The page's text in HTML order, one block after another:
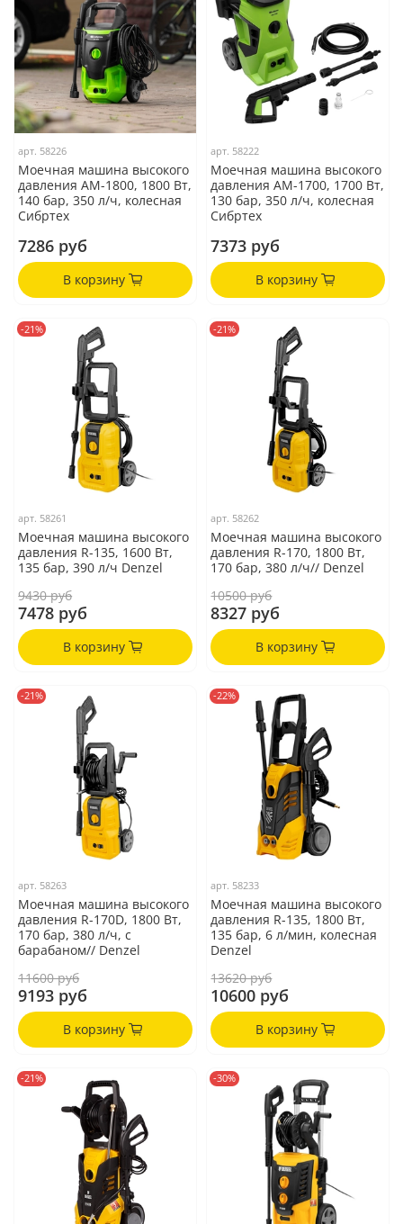
арт. 58226
Моечная машина высокого
давления АМ-1800, 1800 Вт,
140 бар, 350 л/ч, колесная
Сибртех
7286 руб
В корзину
арт. 58222
Моечная машина высокого
давления АМ-1700, 1700 Вт,
130 бар, 350 л/ч, колесная
Сибртех
7373 руб
В корзину
-21%
арт. 58261
Моечная машина высокого
давления R-135, 1600 Вт,
135 бар, 390 л/ч Denzel
9430 руб
7478 руб
В корзину
-21%
арт. 58262
Моечная машина высокого
давления R-170, 1800 Вт,
170 бар, 380 л/ч// Denzel
10500 руб
8327 руб
В корзину
-21%
арт. 58263
Моечная машина высокого
давления R-170D, 1800 Вт,
170 бар, 380 л/ч, с
барабаном// Denzel
11600 руб
9193 руб
В корзину
-22%
арт. 58233
Моечная машина высокого
давления R-135, 1800 Вт,
135 бар, 6 л/мин, колесная
Denzel
13620 руб
10600 руб
В корзину
-21% -30%